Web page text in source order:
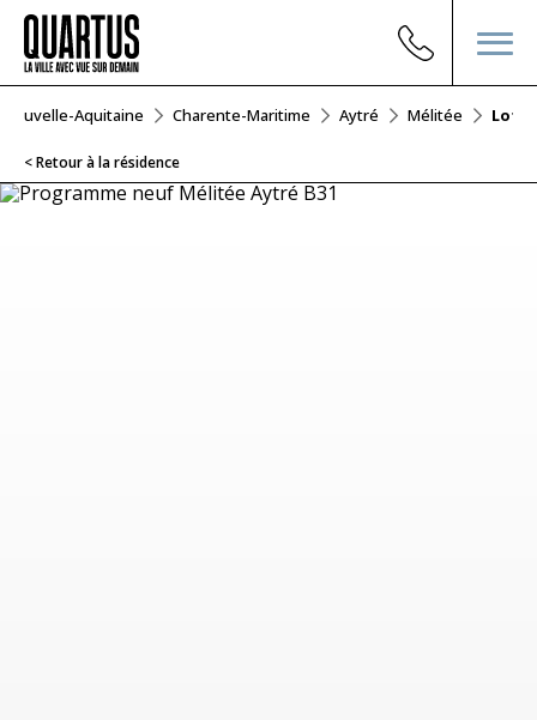
Nouvelle-Aquitaine Charente-Maritime Aytré Mélitée Lot
< Retour à la résidence